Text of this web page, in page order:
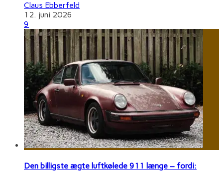
Claus Ebberfeld
12. juni 2026
9
Den billigste ægte luftkølede 911 længe – fordi: